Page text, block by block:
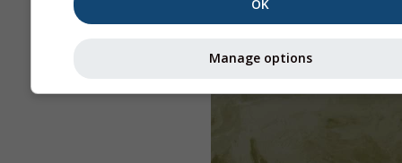
OK
Manage options